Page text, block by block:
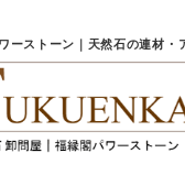
ーストーン｜天然石の連材・